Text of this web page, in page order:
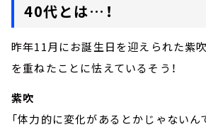
40代とは…！
昨年11月にお誕生日を迎えられた紫
を重ねたことに怯えているそう！
紫吹
「体力的に変化があるとかじゃないん